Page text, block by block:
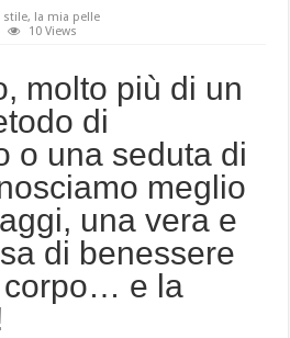
la mia pelle
10 Views
molto più di un
di
o una seduta di
meglio
una vera e
di benessere
corpo… e la